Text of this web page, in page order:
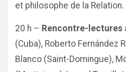
et philosophe de la Relation.
20 h – Rencontre-lectures
(Cuba), Roberto Fernández
Blanco (Saint-Domingue),